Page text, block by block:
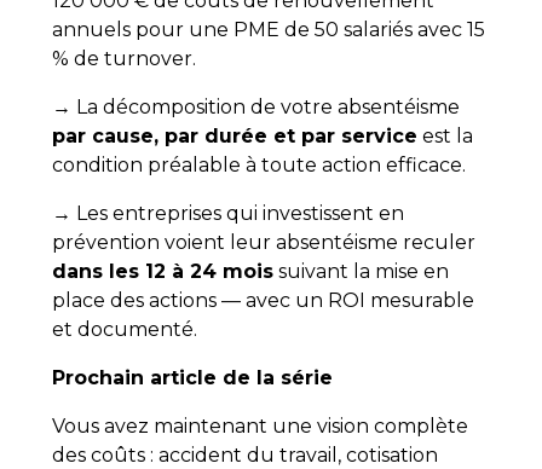
annuels pour une PME de 50 salariés avec 15
% de turnover.
→ La décomposition de votre absentéisme
par cause, par durée et par service est la
condition préalable à toute action efficace.
→ Les entreprises qui investissent en
prévention voient leur absentéisme reculer
dans les 12 à 24 moissuivant la mise en
place des actions — avec un ROI mesurable
et documenté.
Prochain article de la série
Vous avez maintenant une vision complète
des coûts : accident du travail, cotisation